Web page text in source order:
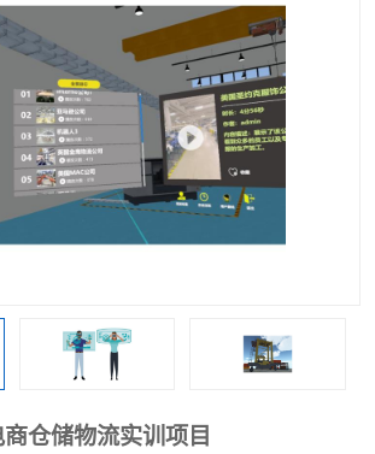
仓储物流实训项目